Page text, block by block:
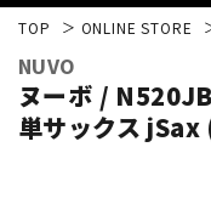
TOP ONLINE STORE
NUVO
ヌーボ /
単サックス